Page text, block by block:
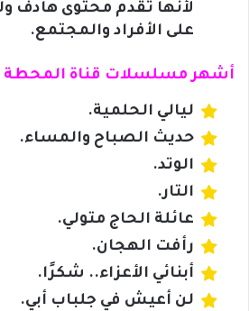
لأنها تقدم محتوى هادف
على الأفراد والمجتمع.
أشهر مسلسلات قناة المحطة
ليالي الحلمية.
حديث الصباح والمساء.
الوتد.
التار.
عائلة الحاج متولي.
رأفت الهجان.
أبنائي الأعزاء.. شكرًا.
لن أعيش في جلباب أبي.